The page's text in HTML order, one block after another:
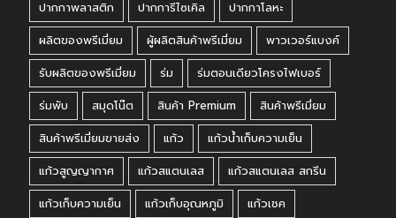
ปากกาพลาสติก
ปากการีไซเคิล
ปากกาโลหะ
ผลิตของพรีเมี่ยม
ผู้ผลิตสินค้าพรีเมี่ยม
พาวเวอร์แบงค์
รับผลิตของพรีเมี่ยม
ร่ม
ร่มตอนเดียวโครงไฟเบอร์
ร่มพับ
สมุดโน๊ต สินค้า Premium
สินค้าพรีเมี่ยม
สินค้าพรีเมี่ยมขายส่ง
แก้ว
แก้วน้ำเก็บความเย็น
แก้วสูญญากาศ
แก้วสแตนเลส
แก้วสแตนเลส สกรีน
แก้วเก็บความเย็น
แก้วเก็บอุณหภูมิ
แก้วเชค